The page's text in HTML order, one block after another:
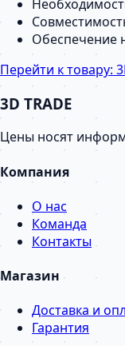
Обеспечение
Перейти к товару:
3D TRADE
Цены носят
Компания
О нас
Команда
Контакты
Магазин
Доставка и
Гарантия